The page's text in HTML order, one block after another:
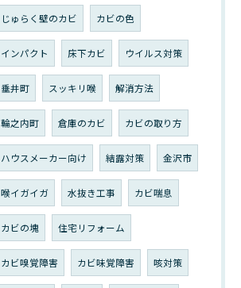
じゅらく壁のカビ カビの色
インパクト 床下カビ ウイルス対策
垂井町 スッキリ喉 解消方法
輪之内町 倉庫のカビ カビの取り方
ハウスメーカー向け 結露対策 金沢市
喉イガイガ 水抜き工事 カビ喘息
カビの塊 住宅リフォーム
カビ嗅覚障害 カビ味覚障害 咳対策